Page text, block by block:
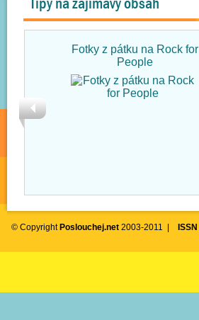
Fotky z pátku na Rock for
People
© Copyright Poslouchej.net 2003-2011 | ISSN